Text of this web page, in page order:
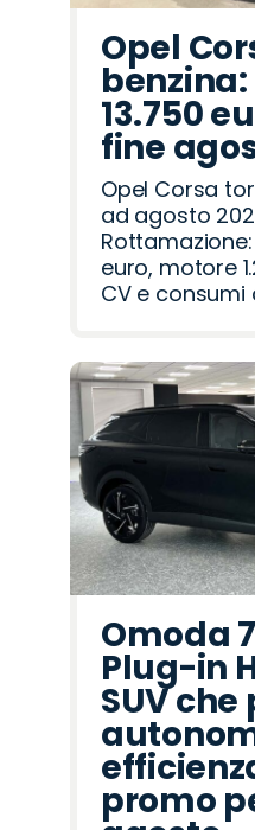
Opel
13.750
fine
Opel Corsa
ad agosto
euro, motore
CV e consumi
Omoda
Plug-in
SUV
promo